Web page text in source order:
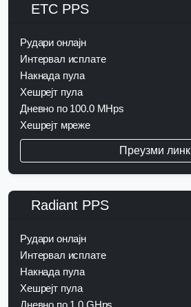
ETC PPS
Рудари онлајн
Интервал исплате
Накнада пула
Хешрејт пула
Дневно по 100.0 MHps
Хешрејт мреже
Преузми линк
Radiant PPS
Рудари онлајн
Интервал исплате
Накнада пула
Хешрејт пула
Дневно по 1.0 GHps